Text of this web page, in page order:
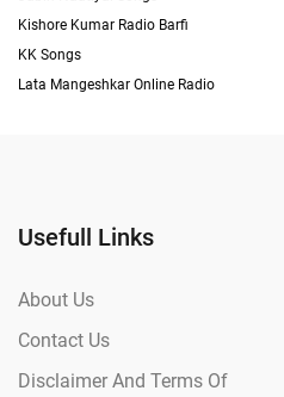
Kishore Kumar Radio Barfi
KK Songs
Lata Mangeshkar Online Radio
Usefull Links
About Us
Contact Us
Disclaimer And Terms Of